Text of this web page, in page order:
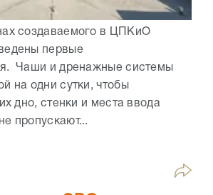
создаваемого в ЦПКиО
первые
Чаши и дренажные системы
на одни сутки, чтобы
дно, стенки и места ввода
пропускают...